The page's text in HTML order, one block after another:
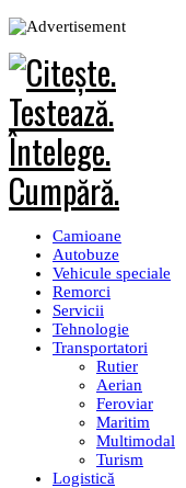
Camioane
Autobuze
Vehicule speciale
Remorci
Servicii
Tehnologie
Transportatori
Rutier
Aerian
Feroviar
Maritim
Multimodal
Turism
Logistică